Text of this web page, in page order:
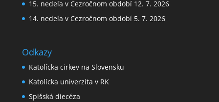
15. nedeľa v Cezročnom období 12. 7. 2026
14. nedeľa v Cezročnom období 5. 7. 2026
Odkazy
Katolícka cirkev na Slovensku
Katolícka univerzita v RK
Spišská diecéza